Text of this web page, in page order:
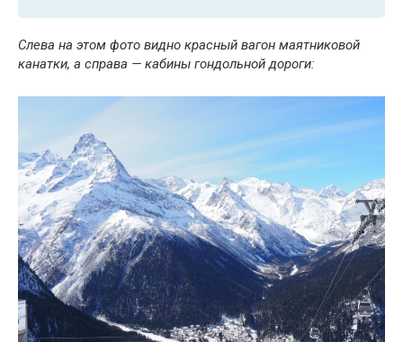
Слева на этом фото видно красный вагон маятниковой
канатки, а справа — кабины гондольной дороги: